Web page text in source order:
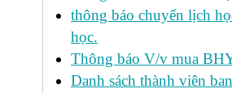
thông báo chuyển lịch
học.
Thông báo V/v mua
Danh sách thành viên